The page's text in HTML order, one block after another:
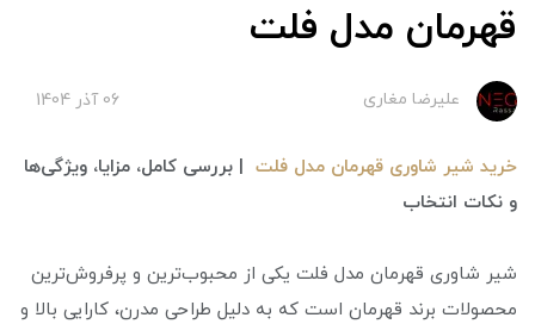
قهرمان مدل فلت
علیرضا مغاری 06 آذر 1404
خرید شیر شاوری قهرمان مدل فلت
| بررسی کامل، مزایا، ویژگی‌ها
و نکات انتخاب
شیر شاوری قهرمان مدل فلت یکی از محبوب‌ترین و پرفروش‌ترین
محصولات برند قهرمان است که به دلیل طراحی مدرن، کارایی بالا و